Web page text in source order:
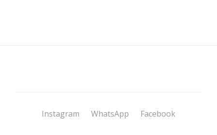
Instagram WhatsApp Facebook